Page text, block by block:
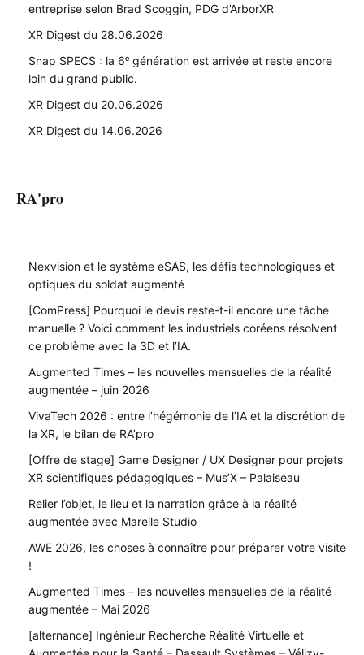
entreprise selon Brad Scoggin, PDG d’ArborXR
XR Digest du 28.06.2026
Snap SPECS : la 6ᵉ génération est arrivée et reste encore
loin du grand public.
XR Digest du 20.06.2026
XR Digest du 14.06.2026
RA'pro
Nexvision et le système eSAS, les défis technologiques et
optiques du soldat augmenté
[ComPress] Pourquoi le devis reste-t-il encore une tâche
manuelle ? Voici comment les industriels coréens résolvent
ce problème avec la 3D et l’IA.
Augmented Times – les nouvelles mensuelles de la réalité
augmentée – juin 2026
VivaTech 2026 : entre l’hégémonie de l’IA et la discrétion de
la XR, le bilan de RA’pro
[Offre de stage] Game Designer / UX Designer pour projets
XR scientifiques pédagogiques – Mus’X – Palaiseau
Relier l’objet, le lieu et la narration grâce à la réalité
augmentée avec Marelle Studio
AWE 2026, les choses à connaître pour préparer votre visite
!
Augmented Times – les nouvelles mensuelles de la réalité
augmentée – Mai 2026
[alternance] Ingénieur Recherche Réalité Virtuelle et